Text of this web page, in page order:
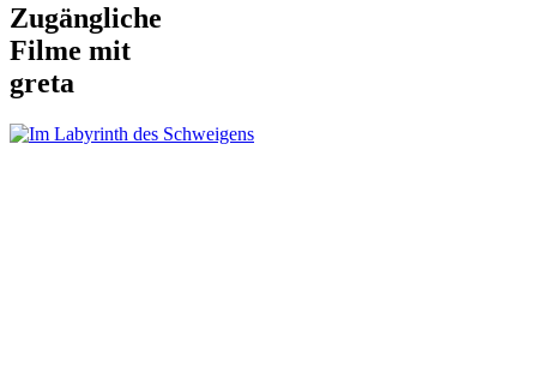
Zugängliche
Filme mit
greta